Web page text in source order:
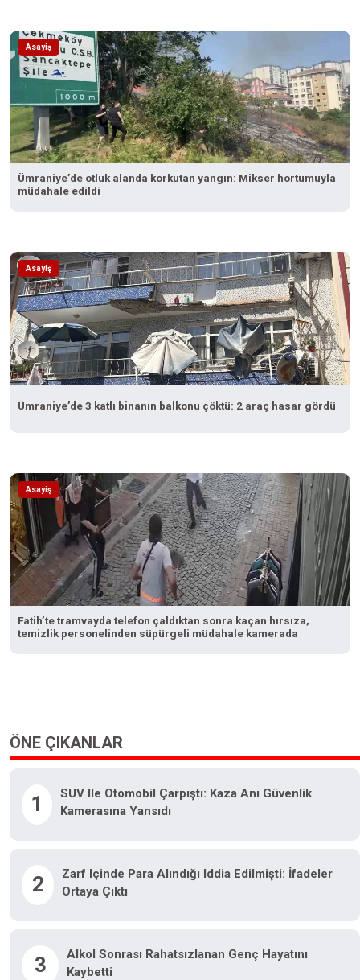
Asayiş
Ümraniye’de otluk alanda korkutan yangın: Mikser hortumuyla
müdahale edildi
Asayiş
Ümraniye’de 3 katlı binanın balkonu çöktü: 2 araç hasar gördü
Asayiş
Fatih’te tramvayda telefon çaldıktan sonra kaçan hırsıza,
temizlik personelinden süpürgeli müdahale kamerada
ÖNE ÇIKANLAR
1
SUV Ile Otomobil Çarpıştı: Kaza Anı Güvenlik
Kamerasına Yansıdı
2
Zarf Içinde Para Alındığı Iddia Edilmişti: İfadeler
Ortaya Çıktı
3
Alkol Sonrası Rahatsızlanan Genç Hayatını
Kaybetti